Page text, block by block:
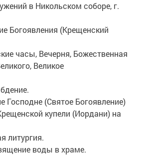
в Никольском соборе, г.
Богоявления (Крещенский
часы, Вечерня, Божественная
Великое
Господне (Святое Богоявление)
купели (Иордани) на
литургия.
воды в храме.